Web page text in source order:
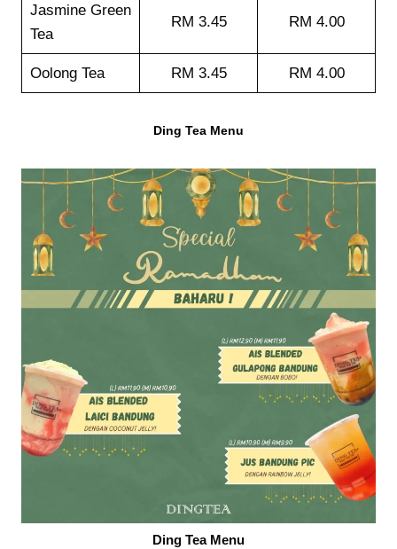
Jasmine Green
Tea
RM 3.45 RM 4.00
Oolong Tea RM 3.45 RM 4.00
Ding Tea Menu
Ding Tea Menu